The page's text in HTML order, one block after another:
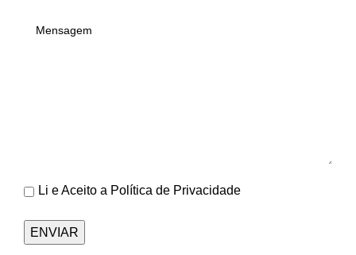
Li e Aceito a Política de Privacidade